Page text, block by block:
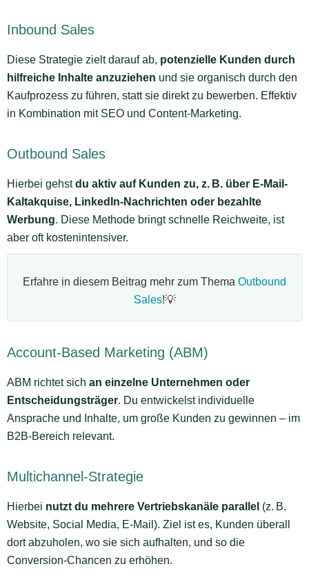
Inbound Sales
Diese Strategie zielt darauf ab, potenzielle Kunden durch
hilfreiche Inhalte anzuziehen und sie organisch durch den
Kaufprozess zu führen, statt sie direkt zu bewerben. Effektiv
in Kombination mit SEO und Content-Marketing.
Outbound Sales
Hierbei gehstdu aktiv auf Kunden zu, z. B. über E-Mail-
Kaltakquise, LinkedIn-Nachrichten oder bezahlte
Werbung. Diese Methode bringt schnelle Reichweite, ist
aber oft kostenintensiver.
Erfahre in diesem Beitrag mehr zum Thema Outbound
Sales!💡
Account-Based Marketing (ABM)
ABM richtet sich an einzelne Unternehmen oder
Entscheidungsträger. Du entwickelst individuelle
Ansprache und Inhalte, um große Kunden zu gewinnen – im
B2B-Bereich relevant.
Multichannel-Strategie
Hierbei nutzt du mehrere Vertriebskanäle parallel (z. B.
Website, Social Media, E-Mail). Ziel ist es, Kunden überall
dort abzuholen, wo sie sich aufhalten, und so die
Conversion-Chancen zu erhöhen.